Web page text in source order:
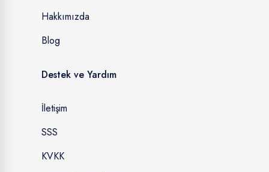
Hakkımızda
Blog
Destek ve Yardım
İletişim
SSS
KVKK